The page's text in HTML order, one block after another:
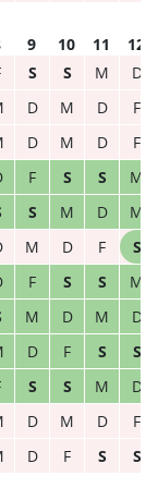
9 10 11
12
S S M
D
D M D
F
D M D
F
F S S
M
S M D
M
M D F
S
F S S
M
M D M
D
D F S
S
S S M
D
D M D
F
D F S S